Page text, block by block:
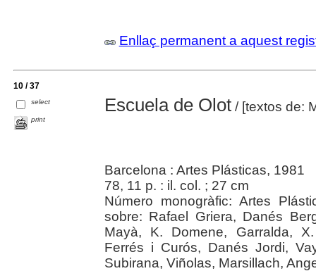
Enllaç permanent a aquest
10 / 37
select
print
Escuela de Olot/ [textos de:
Barcelona : Artes Plásticas, 1981
78, 11 p. : il. col. ; 27 cm
Número monogràfic: Artes
sobre: Rafael Griera, Danés
Mayà, K. Domene, Garralda,
Ferrés i Curós, Danés Jordi,
Subirana, Viñolas, Marsillach,